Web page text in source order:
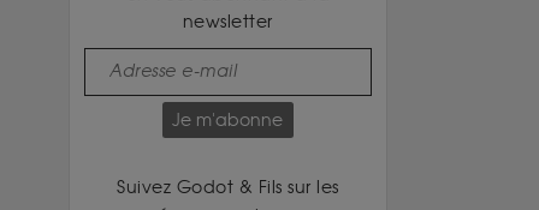
newsletter
Je m'abonne
Suivez Godot & Fils sur les